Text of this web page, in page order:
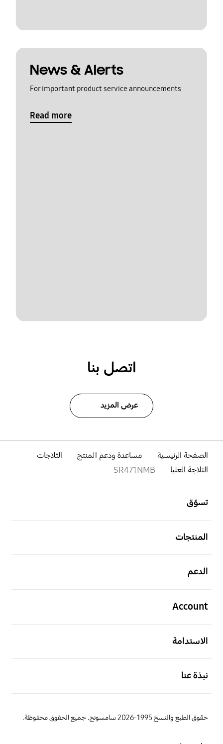
News & Alerts
For important product service announcements
Read more
اتصل بنا
عرض المزيد
الصفحة الرئيسية مساعدة ودعم المنتج
الثلاجات
الثلاجة العليا
SR471NMB
تسوّق
المنتجات
الدعم
Account
الاستدامة
نبذة عنا
حقوق الطبع والنسخ 1995-2026 سامسونج. جميع الحقوق محفوظة.